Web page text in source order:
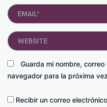
Email*
Guarda mi nombre,
navegador para la próxima
Website
Recibir un correo